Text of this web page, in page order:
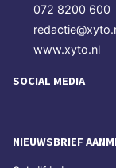
072 8200 600
www.xyto.nl
SOCIAL MEDIA
NIEUWSBRIEF